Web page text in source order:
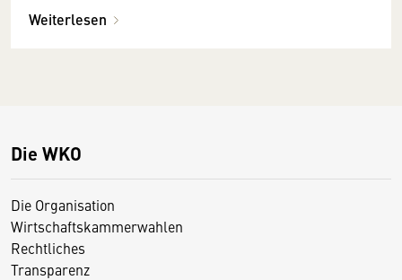
Weiterlesen
Die WKO
Die Organisation
Wirtschaftskammerwahlen
Rechtliches
Transparenz